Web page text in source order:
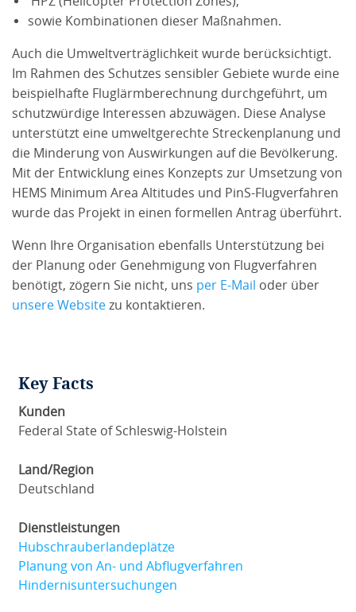
sowie Kombinationen dieser Maßnahmen.
Auch die Umweltverträglichkeit wurde berücksichtigt.
Im Rahmen des Schutzes sensibler Gebiete wurde eine
beispielhafte Fluglärmberechnung durchgeführt, um
schutzwürdige Interessen abzuwägen. Diese Analyse
unterstützt eine umweltgerechte Streckenplanung und
die Minderung von Auswirkungen auf die Bevölkerung.
Mit der Entwicklung eines Konzepts zur Umsetzung von
HEMS Minimum Area Altitudes und PinS-Flugverfahren
wurde das Projekt in einen formellen Antrag überführt.
Wenn Ihre Organisation ebenfalls Unterstützung bei
der Planung oder Genehmigung von Flugverfahren
benötigt, zögern Sie nicht, uns per E-Mail oder über
unsere Website zu kontaktieren.
Key Facts
Kunden
Federal State of Schleswig-Holstein
Land/Region
Deutschland
Dienstleistungen
Hubschrauberlandeplätze
Planung von An- und Abflugverfahren
Hindernisuntersuchungen